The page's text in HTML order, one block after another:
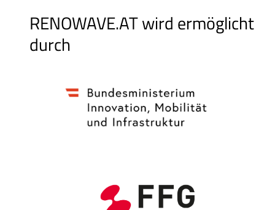
RENOWAVE.AT wird ermöglicht
durch